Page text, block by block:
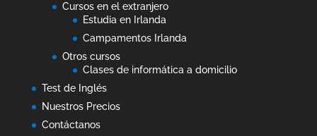
Cursos en el extranjero
Estudia en Irlanda
Campamentos Irlanda
Otros cursos
Clases de informática a domicilio
Test de Inglés
Nuestros Precios
Contáctanos